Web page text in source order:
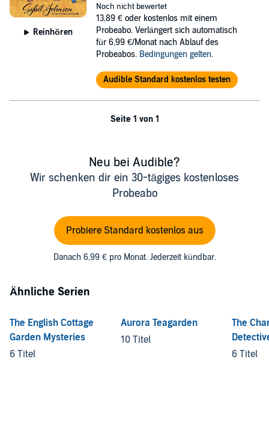
Reinhören
Noch nicht bewertet
13,89 € oder kostenlos mit einem
Probeabo. Verlängert sich automatisch
für 6,99 €/Monat nach Ablauf des
Probeabos. Bedingungen gelten.
Audible Standard kostenlos testen
Seite 1 von 1
Neu bei Audible?
Wir schenken dir ein 30-tägiges kostenloses
Probeabo
Probiere Standard kostenlos aus
Danach 6,99 € pro Monat. Jederzeit kündbar.
Ähnliche Serien
The English Cottage
Garden Mysteries
6 Titel
Aurora Teagarden
10 Titel
The
6 Titel